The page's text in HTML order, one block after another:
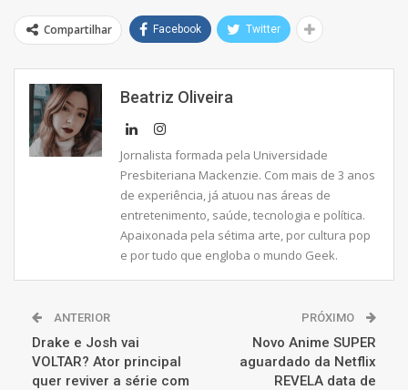
Compartilhar Facebook Twitter
Beatriz Oliveira
Jornalista formada pela Universidade
Presbiteriana Mackenzie. Com mais de 3 anos
de experiência, já atuou nas áreas de
entretenimento, saúde, tecnologia e política.
Apaixonada pela sétima arte, por cultura pop
e por tudo que engloba o mundo Geek.
ANTERIOR
Drake e Josh vai
VOLTAR? Ator principal
quer reviver a série com
PRÓXIMO
Novo Anime SUPER
aguardado da Netflix
REVELA data de